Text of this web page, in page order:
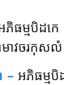
ភិធម្មបិដកេ
ាវចរកុសលំ
– អភិធម្មបិ